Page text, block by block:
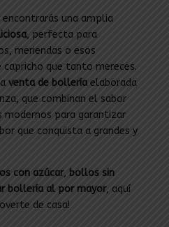
una amplia
, perfecta para
meriendas o esos
que tanto mereces.
venta de bolleríaelaborada
que combinan el sabor
modernos para garantizar
que conquista a grandes y
con azúcar, bollos sin
bollería al por mayor, aquí
de casa!